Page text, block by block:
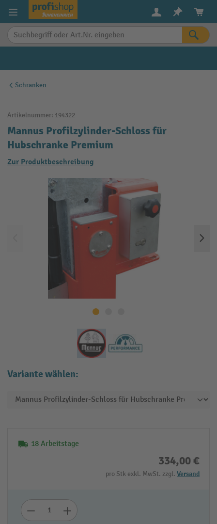
springen
Schranken
Artikelnummer: 194322
Mannus Profilzylinder-Schloss für
Hubschranke Premium
Zur Produktbeschreibung
Variante wählen:
18 Arbeitstage
334,00 €
pro Stk exkl. MwSt. zzgl. Versand